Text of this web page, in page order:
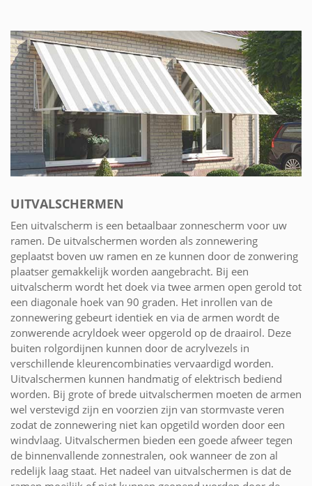
UITVALSCHERMEN
Een uitvalscherm is een betaalbaar zonnescherm voor uw
ramen. De uitvalschermen worden als zonnewering
geplaatst boven uw ramen en ze kunnen door de zonwering
plaatser gemakkelijk worden aangebracht. Bij een
uitvalscherm wordt het doek via twee armen open gerold tot
een diagonale hoek van 90 graden. Het inrollen van de
zonnewering gebeurt identiek en via de armen wordt de
zonwerende acryldoek weer opgerold op de draairol. Deze
buiten rolgordijnen kunnen door de acrylvezels in
verschillende kleurencombinaties vervaardigd worden.
Uitvalschermen kunnen handmatig of elektrisch bediend
worden. Bij grote of brede uitvalschermen moeten de armen
wel verstevigd zijn en voorzien zijn van stormvaste veren
zodat de zonnewering niet kan opgetild worden door een
windvlaag. Uitvalschermen bieden een goede afweer tegen
de binnenvallende zonnestralen, ook wanneer de zon al
redelijk laag staat. Het nadeel van uitvalschermen is dat de